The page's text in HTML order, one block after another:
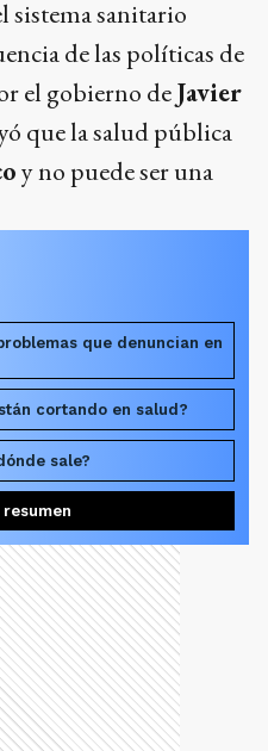
sanitario
de las políticas de
el gobierno deJavier
que la salud pública
y no puede ser una
que denuncian en
cortando en salud?
sale?
resumen